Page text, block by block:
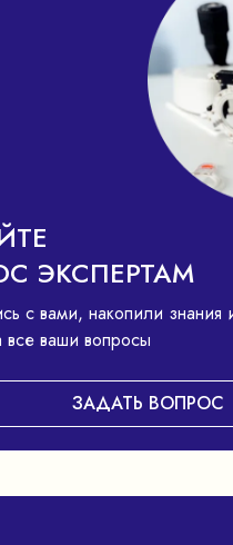
ЭКСПЕРТАМ
с вами, накопили знания
все ваши вопросы
ЗАДАТЬ ВОПРОС